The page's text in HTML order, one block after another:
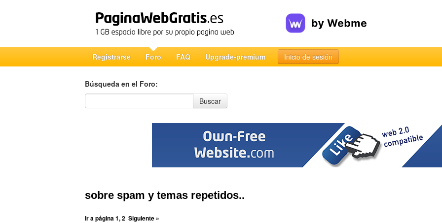
Registrarse Foro FAQ Upgrade-premium Inicio de sesión
Búsqueda en el Foro:
Búsqueda en el Foro
Buscar
sobre spam y temas repetidos..
Ir a página1,2 Siguiente »